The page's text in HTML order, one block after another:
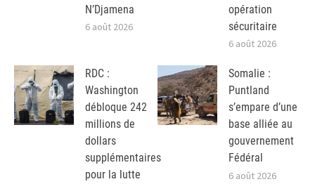
N’Djamena
6 août 2026
opération
sécuritaire
6 août 2026
RDC :
Washington
débloque 242
millions de
dollars
supplémentaires
pour la lutte
Somalie :
Puntland
s’empare d’une
base alliée au
gouvernement
Fédéral
6 août 2026